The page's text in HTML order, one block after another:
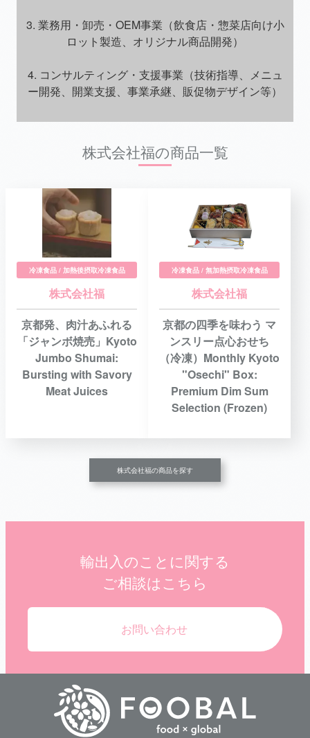
3. 業務用・卸売・OEM事業（飲食店・惣菜店向け小
ロット製造、オリジナル商品開発）
4. コンサルティング・支援事業（技術指導、メニュ
ー開発、開業支援、事業承継、販促物デザイン等）
株式会社福の商品一覧
冷凍食品 / 加熱後摂取冷凍食品
株式会社福
京都発、肉汁あふれる
「ジャンボ焼売」Kyoto
Jumbo Shumai:
Bursting with Savory
Meat Juices
冷凍食品 / 無加熱摂取冷凍食品
株式会社福
京都の四季を味わう マ
ンスリー点心おせち
（冷凍）Monthly Kyoto
"Osechi" Box:
Premium Dim Sum
Selection (Frozen)
株式会社福の商品を探す
輸出入のことに関する
ご相談はこちら
お問い合わせ